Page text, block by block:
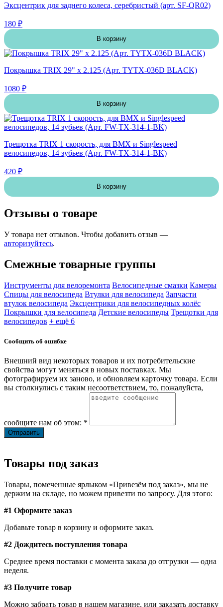
Эксцентрик для заднего колеса, серебристый (арт. SF-QR02)
180 ₽
В корзину
Покрышка TRIX 29" х 2.125 (Арт. TYTX-036D BLACK)
1080 ₽
В корзину
Трещотка TRIX 1 скорость, для BMX и Singlespeed
велосипедов, 14 зубьев (Арт. FW-TX-314-1-BK)
420 ₽
В корзину
Отзывы о товаре
У товара нет отзывов. Чтобы добавить отзыв —
авторизуйтесь.
Смежные товарные группы
Инструменты для велоремонта Велосипедные смазки Камеры
Спицы для велосипеда Втулки для велосипеда Запчасти
втулок велосипеда Эксцентрики для велосипедных колёс
Покрышки для велосипеда Детские велосипеды Трещотки для
велосипедов + ещё 6
Сообщить об ошибке
Внешний вид некоторых товаров и их потребительские
свойства могут меняться в новых поставках. Мы
фотографируем их заново, и обновляем карточку товара. Если
вы столкнулись с таким несоответствием, то, пожалуйста,
сообщите нам об этом: *
Товары под заказ
Товары, помеченные ярлыком «Привезём под заказ», мы не
держим на складе, но можем привезти по запросу. Для этого:
#1 Оформите заказ
Добавьте товар в корзину и оформите заказ.
#2 Дождитесь поступления товара
Среднее время поставки с момента заказа до отгрузки — одна
неделя.
#3 Получите товар
Можно забрать товар в нашем магазине, или заказать доставку